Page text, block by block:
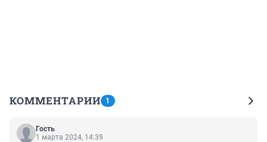
КОММЕНТАРИИ 1
Гость
1 марта 2024, 14:39